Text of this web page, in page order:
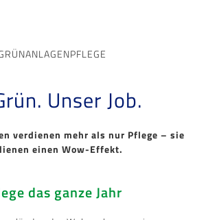
Unser Job.
verdienen mehr als nur Pflege – sie
einen Wow-Effekt.
das ganze Jahr